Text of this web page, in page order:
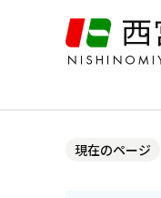
ジ
現在のページ